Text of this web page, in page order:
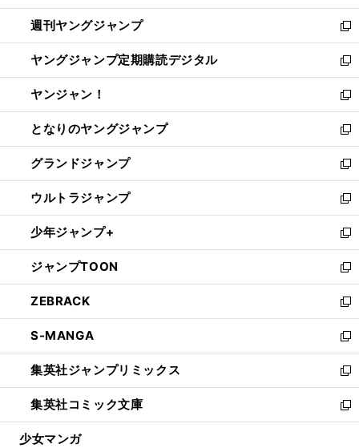
開
く
ウ
で
開
く
ン
ド
ウ
で
開
く
ウ
ィ
ン
ド
ウ
で
開
く
週刊ヤングジャンプ
新
し
い
ウ
ィ
ン
ド
ウ
で
開
く
ヤングジャンプ定期購読デジタル
新
し
い
ウ
ィ
ン
ド
ウ
で
開
く
ヤンジャン！
新
し
い
ウ
ィ
ン
ド
ウ
で
開
く
となりのヤングジャンプ
新
し
い
ウ
ィ
ン
ド
ウ
で
開
く
グランドジャンプ
新
し
い
ウ
ィ
ン
ド
ウ
で
開
く
ウルトラジャンプ
新
し
い
ウ
ィ
ン
ド
ウ
で
開
く
少年ジャンプ+
新
し
い
ウ
ィ
ン
ド
ウ
で
開
く
ジャンプTOON
新
し
い
ウ
ィ
ン
ド
ウ
で
開
ZEBRACK
新
し
い
ウ
ィ
ン
ド
ウ
S-MANGA
新
し
い
ウ
ィ
ン
集英社ジャンプリミックス
新
し
い
ウ
集英社コミック文庫
新
し
少女マンガ